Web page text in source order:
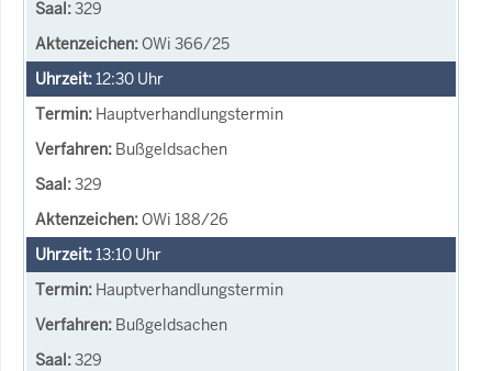
329
OWi 366/25
12:30 Uhr
Hauptverhandlungstermin
Bußgeldsachen
329
OWi 188/26
13:10 Uhr
Hauptverhandlungstermin
Bußgeldsachen
329